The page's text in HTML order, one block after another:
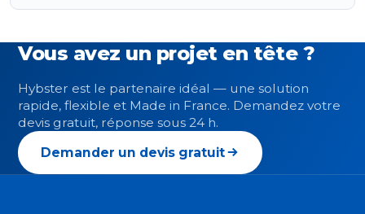
Vous avez un projet en tête ?
Hybster est le partenaire idéal — une solution
rapide, flexible et Made in France. Demandez votre
devis gratuit, réponse sous 24 h.
Demander un devis gratuit